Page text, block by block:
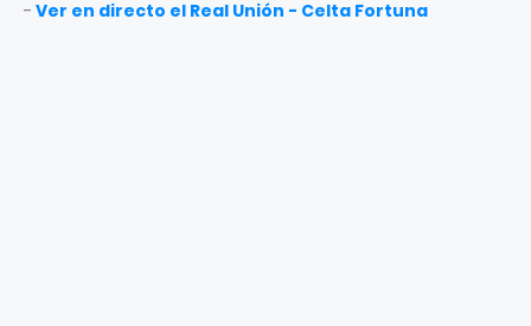
- Ver en directo el Real Unión - Celta Fortuna